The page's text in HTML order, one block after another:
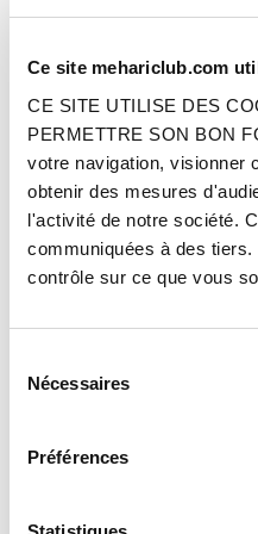
Ce site mehariclub.com
CE SITE UTILISE DES
PERMETTRE SON BON
votre navigation, visionner
obtenir des mesures
l'activité de notre société.
communiquées à des
contrôle sur ce que vous
Nécessaires
Préférences
ENSEMBLE DE FIXATION DE POT
D'ÉCHAPPEMENT SOUS CAISSE
MÉHARI
Réf. : 1009342 EN STOCK
Prix 34.90 €
AJOUTER AU PANIER